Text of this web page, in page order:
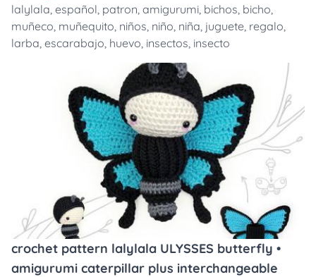
lalylala, español, patron, amigurumi, bichos, bicho,
muñeco, muñequito, niños, niño, niña, juguete, regalo,
larba, escarabajo, huevo, insectos, insecto
crochet pattern lalylala ULYSSES butterfly •
amigurumi caterpillar plus interchangeable